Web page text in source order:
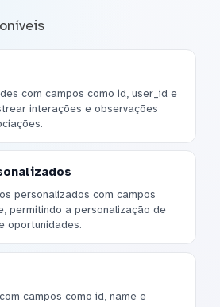
com campos como id, user_id e
interações e observações
personalizados com campos
permitindo a personalização de
oportunidades.
campos como id, name e